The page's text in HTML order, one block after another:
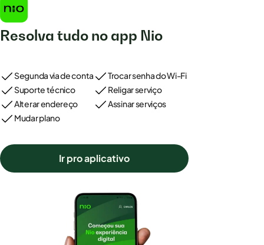
Resolva tudo no app Nio
Segunda via de conta
Suporte técnico
Alterar endereço
Mudar plano
Trocar senha do Wi-Fi
Religar serviço
Assinar serviços
Ir pro aplicativo